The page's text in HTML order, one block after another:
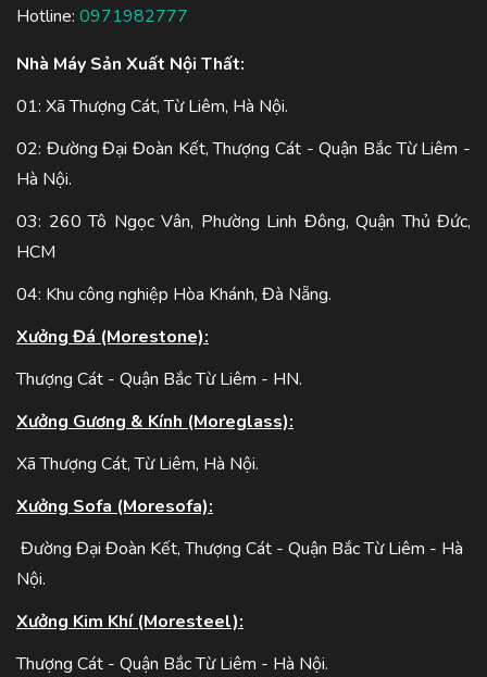
Hotline: 0971982777
Nhà Máy Sản Xuất Nội Thất:
01: Xã Thượng Cát, Từ Liêm, Hà Nội.
02: Đường Đại Đoàn Kết, Thượng Cát - Quận Bắc Từ Liêm -
Hà Nội.
03: 260 Tô Ngọc Vân, Phường Linh Đông, Quận Thủ Đức,
HCM
04: Khu công nghiệp Hòa Khánh, Đà Nẵng.
Xưởng Đá (Morestone):
Thượng Cát - Quận Bắc Từ Liêm - HN.
Xưởng Gương & Kính (Moreglass):
Xã Thượng Cát, Từ Liêm, Hà Nội.
Xưởng Sofa (Moresofa):
Đường Đại Đoàn Kết, Thượng Cát - Quận Bắc Từ Liêm - Hà
Nội.
Xưởng Kim Khí (Moresteel):
Thượng Cát - Quận Bắc Từ Liêm - Hà Nội.